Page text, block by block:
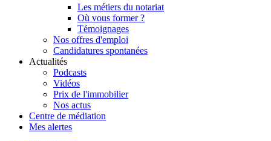
Les métiers du notariat
Où vous former ?
Témoignages
Nos offres d'emploi
Candidatures spontanées
Actualités
Podcasts
Vidéos
Prix de l'immobilier
Nos actus
Centre de médiation
Mes alertes